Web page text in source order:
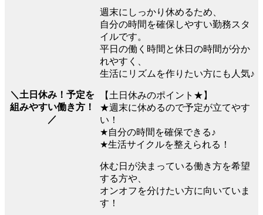
＼土日休み！予定を
組みやすい働き方！
／
週末にしっかり休めるため、
自分の時間を確保しやすい勤務スタ
イルです。
平日の働く時間と休日の時間が分か
れやすく、
生活にリズムを作りたい方にも人気♪
【土日休みのポイント★】
★週末に休めるので予定が立てやす
い！
★自分の時間を確保できる♪
★生活サイクルを整えられる！
休む日が決まっている働き方を希望
する方や、
オンオフを分けたい方に向いていま
す！